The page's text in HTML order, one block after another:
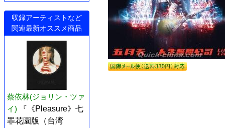
収録アーティストなど
関連最新オススメ商品
蔡依林(ジョリン・ツァ
イ)
『《Pleasure》七
罪花園版（台湾